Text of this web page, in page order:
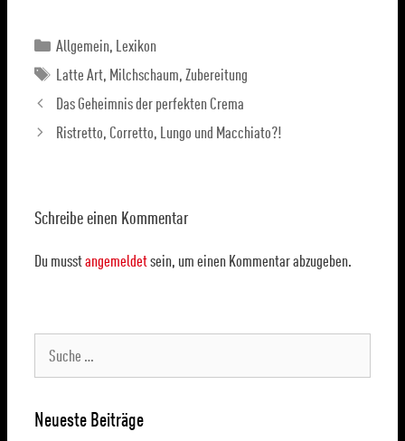
Allgemein, Lexikon
Latte Art, Milchschaum,Zubereitung
Das Geheimnis der perfekten Crema
Ristretto, Corretto, Lungo und Macchiato?!
Schreibe einen Kommentar
Du musstangemeldetsein, um einen Kommentar abzugeben.
Neueste Beiträge